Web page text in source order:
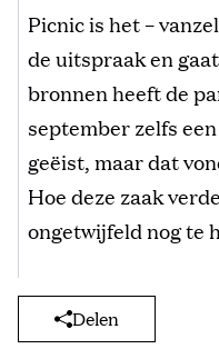
Picnic is het –
de uitspraak en
bronnen heeft de
september zelfs
geëist, maar dat
Hoe deze zaak
ongetwijfeld nog te
Delen